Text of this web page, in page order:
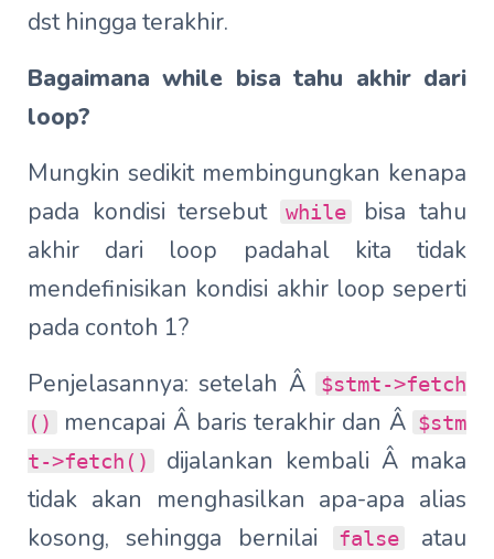
dst hingga terakhir.
Bagaimana while bisa tahu akhir dari
loop?
Mungkin sedikit membingungkan kenapa
pada kondisi tersebut
while
bisa tahu
akhir dari loop padahal kita tidak
mendefinisikan kondisi akhir loop seperti
pada contoh 1?
Penjelasannya: setelah Â
$stmt->fetch
()
mencapai Â baris terakhir dan Â $stm
t->fetch()
dijalankan kembali Â maka
tidak akan menghasilkan apa-apa alias
kosong, sehingga bernilai
false
atau